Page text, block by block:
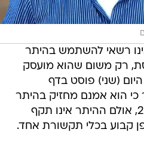
רשאי להשתמש בהיתר
רק משום שהוא מועסק
(שני) פוסט בדף
כי הוא אמנם מחזיק בהיתר
שתקף עד אוקטובר 2018, אולם ההיתר אינו תקף
קבוע בכלי תקשורת אחד.
הכנסת את היתר הכניסה